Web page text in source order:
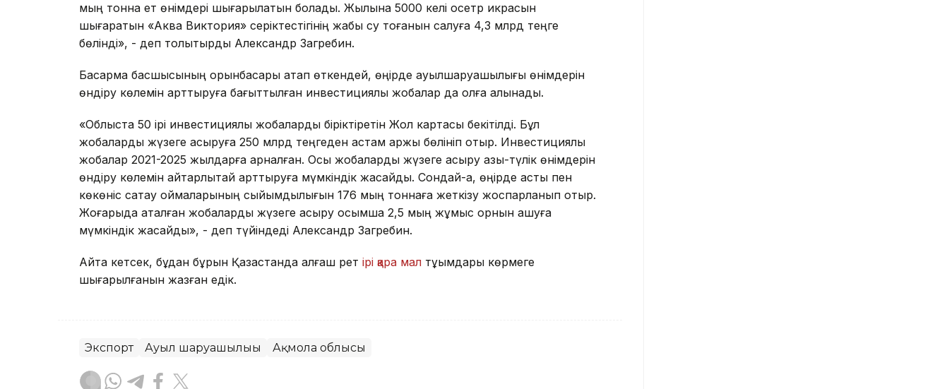
мың тонна ет өнімдері шығарылатын болады. Жылына 5000 келі осетр икрасын
шығаратын «Аква Виктория» серіктестігінің жабық су тоғанын салуға 4,3 млрд теңге
бөлінді», - деп толықтырды Александр Загребин.
Басқарма басшысының орынбасары атап өткендей, өңірде ауылшаруашылығы өнімдерін
өндіру көлемін арттыруға бағыттылған инвестициялық жобалар да қолға алынады.
«Облыста 50 ірі инвестициялық жобаларды біріктіретін Жол картасы бекітілді. Бұл
жобаларды жүзеге асыруға 250 млрд теңгеден астам қаржы бөлініп отыр. Инвестициялық
жобалар 2021-2025 жылдарға арналған. Осы жобаларды жүзеге асыру азық-түлік өнімдерін
өндіру көлемін айтарлықтай арттыруға мүмкіндік жасайды. Сондай-ақ, өңірде астық пен
көкөніс сақтау қоймаларының сыйымдылығын 176 мың тоннаға жеткізу жоспарланып отыр.
Жоғарыда аталған жобаларды жүзеге асыру қосымша 2,5 мың жұмыс орнын ашуға
мүмкіндік жасайды», - деп түйіндеді Александр Загребин.
Айта кетсек, бұдан бұрын Қазақстанда алғаш рет ірі қара мал тұқымдары көрмеге
шығарылғанын жазған едік.
Экспорт Ауыл шаруашылығы Ақмола облысы